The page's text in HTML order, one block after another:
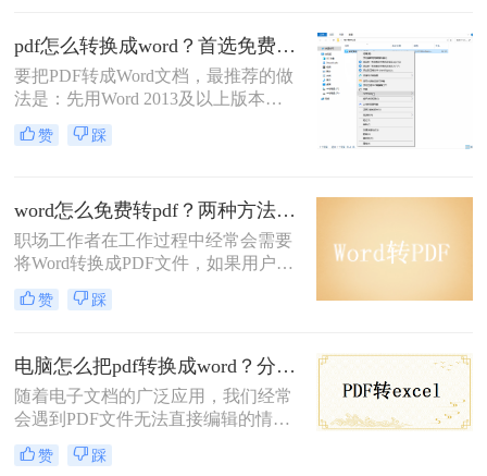
此，有时我们需要将PDF文件转换为
Word文件，以便进行编辑和修改。下
面将介绍几种电脑pdf怎么转换成word
免费方法。
pdf怎么转换成word？首选免费工具，复杂文件再上专业软件！
要把PDF转成Word文档，最推荐的做
法是：先用Word 2013及以上版本直
接打开PDF（免费、无损）、再用
Google Drive在线转换（免费、云
底。
赞 踩
word怎么免费转pdf？两种方法轻松转换！
职场工作者在工作过程中经常会需要
将Word转换成PDF文件，如果用户直
接在Word软件中转换，操作相对比较
麻烦，如果需要将大量的Word文件转
很浪费时间。目前有什么方法可以快
速的将Word文件转换成PDF文件呢？
目前网络上Word转换成PDF转换器基
本都是收费的，那么word怎么免费转
pdf呢？下面一起看看吧。
赞 踩
电脑怎么把pdf转换成word？分享四种简单方法！
随着电子文档的广泛应用，我们经常
会遇到PDF文件无法直接编辑的情
况。幸运的是，有一种简单而高效的
方法可以将PDF文件转换成可编辑的
赞 踩